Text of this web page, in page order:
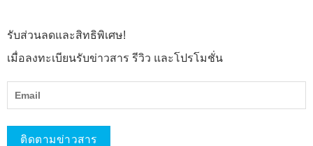
รับส่วนลดและสิทธิพิเศษ!
เมื่อลงทะเบียนรับข่าวสาร รีวิว และโปรโมชั่น